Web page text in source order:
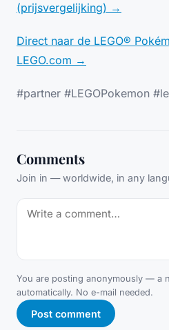
(prijsvergelijking) →
Direct naar de LEGO®
LEGO.com →
#partner #LEGOPokemon
Comments
Join in — worldwide, in any
You are posting anonymously — a
automatically. No e-mail needed.
Post comment